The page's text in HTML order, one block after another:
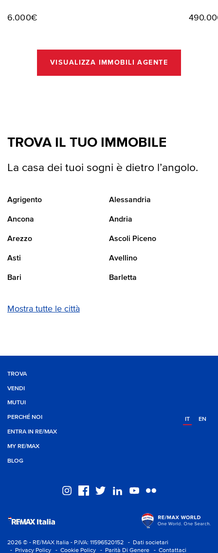
6.000€
VISUALIZZA IMMOBILI AGENTE
TROVA IL TUO IMMOBILE
La casa dei tuoi sogni è dietro l’angolo.
Agrigento Alessandria
Ancona Andria
Arezzo Ascoli Piceno
Asti Avellino
Bari Barletta
Mostra tutte le città
TROVA
VENDI
MUTUI
PERCHÉ NOI
ENTRA IN RE/MAX
MY RE/MAX
BLOG
IT EN
2026 © - RE/MAX Italia - P.IVA: 11596520152
- Dati societari
- Privacy Policy
- Cookie Policy - Parità Di Genere - Contattaci